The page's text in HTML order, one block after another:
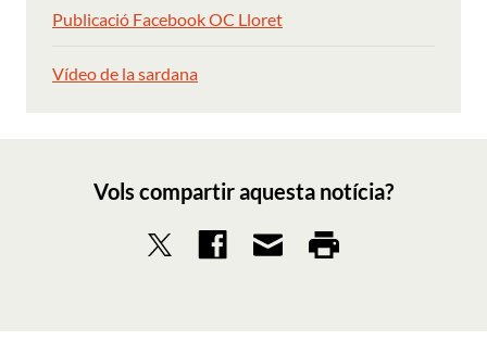
Publicació Facebook OC Lloret
Vídeo de la sardana
Vols compartir aquesta notícia?